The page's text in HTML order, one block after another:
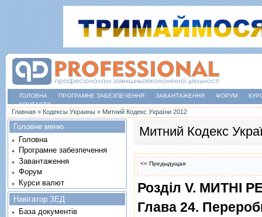
ГОЛОВНА ПРОГРАМНЕ ЗАБЕЗПЕЧЕННЯ ЗАВАНТАЖЕННЯ ФОРУМ
КОНТАКТИ
Ви є тут
Главная » Кодексы Украины » Митний Кодекс України 2012
Митний Кодекс
<< Предыдущая
Роздiл V. МИТНI
Глава 24.
Головне меню
Головна
Програмне забезпечення
Завантаження
Форум
Курси валют
Навігатор ЗЕД
База документів